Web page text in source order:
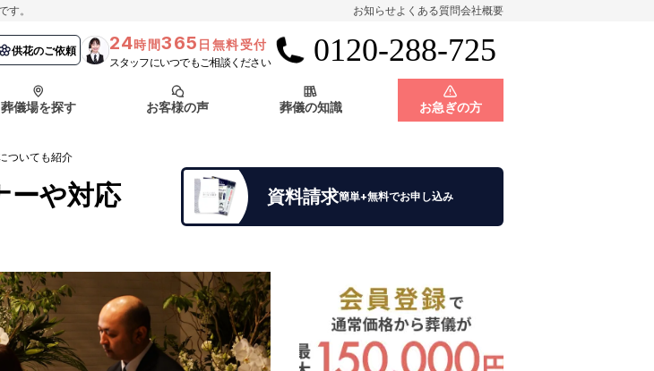
す。 お知らせよくある質問会社概要
供花のご依頼 24時間365 日無料受付
スタッフにいつでもご相談ください 0120-288-725
葬儀の流れ 会員制度
会社概要
葬儀場を探す
千葉県 神奈川県
お客様の声
よくある質問
葬儀の知識 お急ぎの方
儀とは？ 葬儀の流れ 会員制度
千葉県 神奈川県
の声 よくある質問
ご依頼
ついても紹介
ーや対応
資料請求簡単+無料でお申し込み